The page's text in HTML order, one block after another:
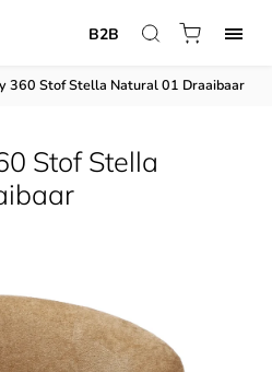
B2B
360 Stof Stella Natural 01 Draaibaar
Stof Stella